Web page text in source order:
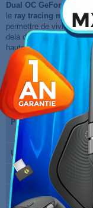
Dual OC GeForce RTX
le ray tracing matériel
permettre de vivre une
delà du jeu, les cartes
hautes performances
Fiche technique
Marque du chipset
Puce graphique
Unités de calcul
Quantité mémoire
Fréquence